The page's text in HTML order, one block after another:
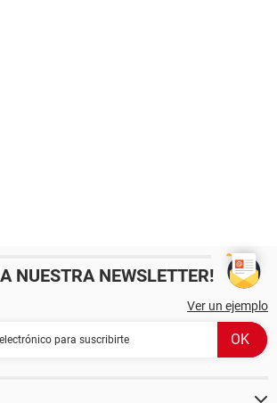
NUESTRA NEWSLETTER!
Ver un ejemplo